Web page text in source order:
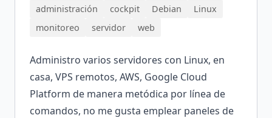
administración cockpit Debian
Linux
monitoreo
servidor web
Administro varios servidores con Linux, en
casa, VPS remotos, AWS, Google Cloud
Platform de manera metódica por línea de
comandos, no me gusta emplear paneles de